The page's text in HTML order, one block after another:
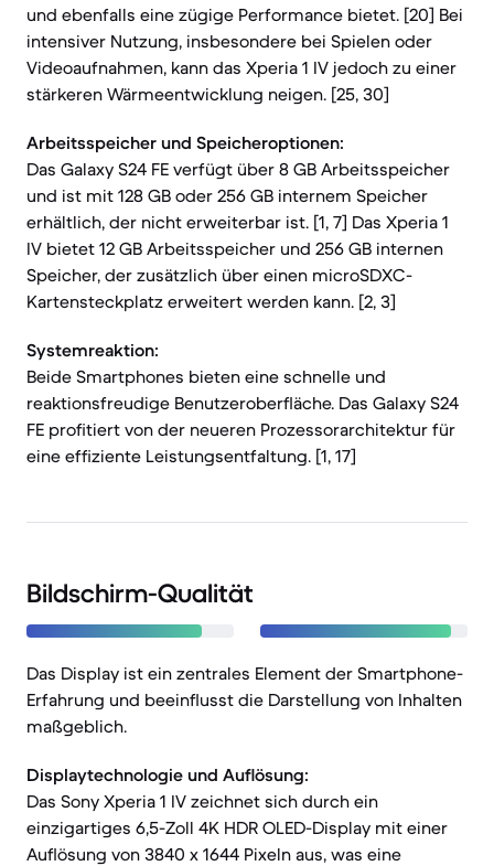
und ebenfalls eine zügige Performance bietet. [20] Bei
intensiver Nutzung, insbesondere bei Spielen oder
Videoaufnahmen, kann das Xperia 1 IV jedoch zu einer
stärkeren Wärmeentwicklung neigen. [25, 30]
Arbeitsspeicher und Speicheroptionen:
Das Galaxy S24 FE verfügt über 8 GB Arbeitsspeicher
und ist mit 128 GB oder 256 GB internem Speicher
erhältlich, der nicht erweiterbar ist. [1, 7] Das Xperia 1
IV bietet 12 GB Arbeitsspeicher und 256 GB internen
Speicher, der zusätzlich über einen microSDXC-
Kartensteckplatz erweitert werden kann. [2, 3]
Systemreaktion:
Beide Smartphones bieten eine schnelle und
reaktionsfreudige Benutzeroberfläche. Das Galaxy S24
FE profitiert von der neueren Prozessorarchitektur für
eine effiziente Leistungsentfaltung. [1, 17]
Bildschirm-Qualität
Das Display ist ein zentrales Element der Smartphone-
Erfahrung und beeinflusst die Darstellung von Inhalten
maßgeblich.
Displaytechnologie und Auflösung:
Das Sony Xperia 1 IV zeichnet sich durch ein
einzigartiges 6,5-Zoll 4K HDR OLED-Display mit einer
Auflösung von 3840 x 1644 Pixeln aus, was eine